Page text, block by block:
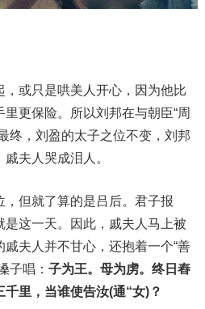
或只是哄美人开心，因为他比
更保险。所以刘邦在与朝臣“周
终，刘盈的太子之位不变，刘邦
夫人哭成泪人。
但就了算的是吕后。君子报
这一天。因此，戚夫人马上被
夫人并不甘心，还抱着一个“善
子唱： 子为王。母为虏。终日舂
里，当谁使告汝(通“女)？